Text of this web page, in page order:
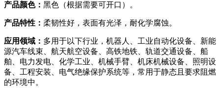
产品颜色： 黑色（根据需要可开口）。
产品特性： 柔韧性好，表面有光泽，耐化学腐蚀。
应用领域： 多用于以下行业，机器人、工业自动化设备、新能
源汽车线束、航天航空设备、高铁地铁、轨道交通设备、船
舶、电力发电、化学工业、机械手臂、机床机械设备、照明设
备、工程安装、电气绝缘保护系统等，常用于静态且要求阻燃
的环境中。